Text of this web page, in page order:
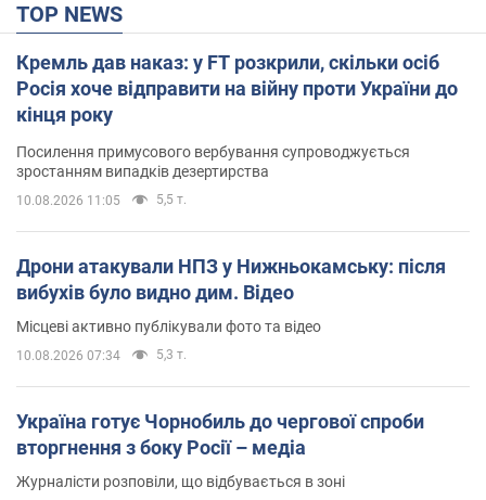
TOP NEWS
Кремль дав наказ: у FT розкрили, скільки осіб
Росія хоче відправити на війну проти України до
кінця року
Посилення примусового вербування супроводжується
зростанням випадків дезертирства
10.08.2026 11:05 5,5 т.
Дрони атакували НПЗ у Нижньокамську: після
вибухів було видно дим. Відео
Місцеві активно публікували фото та відео
10.08.2026 07:34 5,3 т.
Україна готує Чорнобиль до чергової спроби
вторгнення з боку Росії – медіа
Журналісти розповіли, що відбувається в зоні